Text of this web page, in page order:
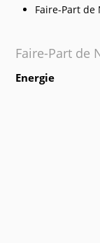
Faire-Part de
Faire-Part de
Energie